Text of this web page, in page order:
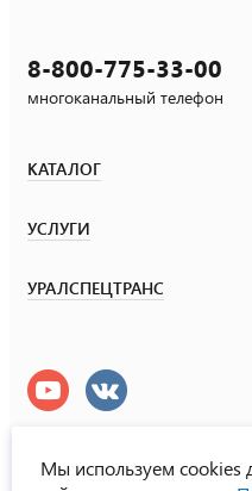
8-800-775-33-00
многоканальный телефон
КАТАЛОГ
УСЛУГИ
УРАЛСПЕЦТРАНС
Мы используем cookies